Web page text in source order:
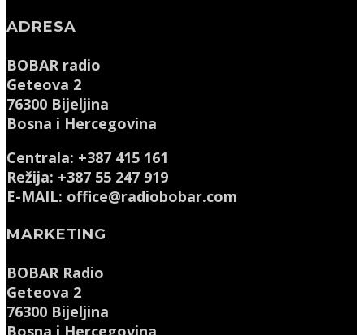
ADRESA
BOBAR radio
Geteova 2
76300 Bijeljina
Bosna i Hercegovina
Centrala: +387 415 161
Režija: +387 55 247 919
E-MAIL: office@radiobobar.com
MARKETING
BOBAR Radio
Geteova 2
76300 Bijeljina
Bosna i Hercegovina